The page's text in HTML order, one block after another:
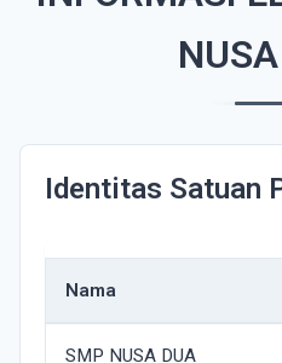
Identitas Satuan
Nama
SMP NUSA DUA